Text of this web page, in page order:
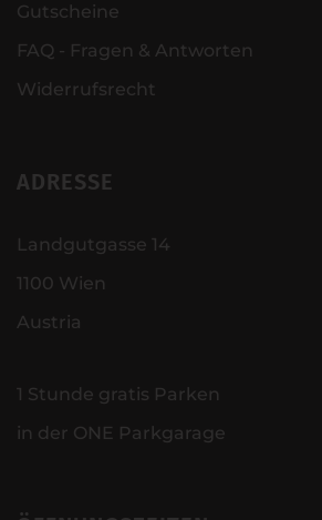
Gutscheine
FAQ - Fragen & Antworten
Widerrufsrecht
ADRESSE
Landgutgasse 14
1100 Wien
Austria
1 Stunde gratis Parken
in der ONE Parkgarage